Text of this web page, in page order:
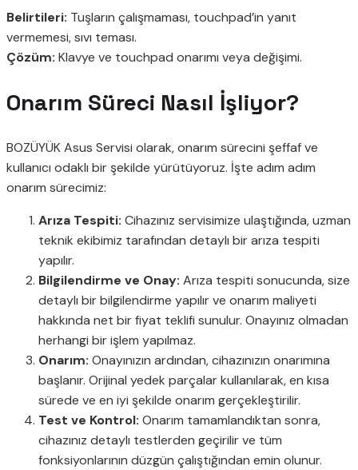
Belirtileri: Tuşların çalışmaması, touchpad’in yanıt
vermemesi, sıvı teması.
Çözüm: Klavye ve touchpad onarımı veya değişimi.
Onarım Süreci Nasıl İşliyor?
BOZÜYÜK Asus Servisi olarak, onarım sürecini şeffaf ve
kullanıcı odaklı bir şekilde yürütüyoruz. İşte adım adım
onarım sürecimiz:
Arıza Tespiti: Cihazınız servisimize ulaştığında, uzman
teknik ekibimiz tarafından detaylı bir arıza tespiti
yapılır.
Bilgilendirme ve Onay: Arıza tespiti sonucunda, size
detaylı bir bilgilendirme yapılır ve onarım maliyeti
hakkında net bir fiyat teklifi sunulur. Onayınız olmadan
herhangi bir işlem yapılmaz.
Onarım: Onayınızın ardından, cihazınızın onarımına
başlanır. Orijinal yedek parçalar kullanılarak, en kısa
sürede ve en iyi şekilde onarım gerçekleştirilir.
Test ve Kontrol: Onarım tamamlandıktan sonra,
cihazınız detaylı testlerden geçirilir ve tüm
fonksiyonlarının düzgün çalıştığından emin olunur.